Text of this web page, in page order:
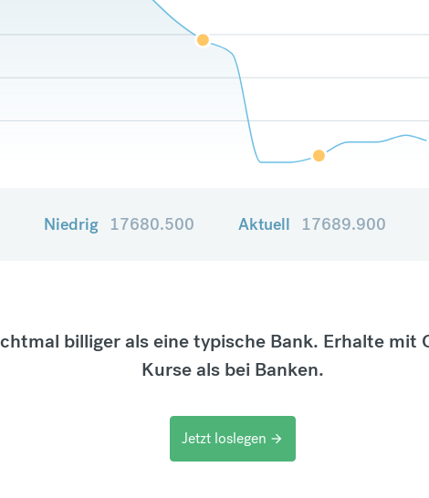
Niedrig 17680.500 Aktuell 17689.900
billiger als eine typische Bank. Erhalte mit
Kurse als bei Banken.
Jetzt loslegen arrow_forward